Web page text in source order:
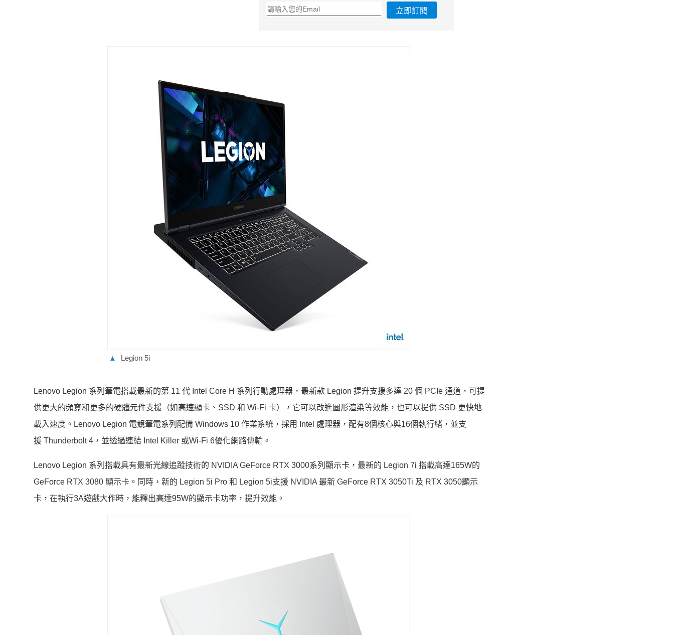
立即訂閱
▲ Legion 5i
Lenovo Legion 系列筆電搭載最新的第 11 代 Intel Core H 系列行動處理器，最新款 Legion 提升支援多達 20 個 PCIe 通道，可提
供更大的頻寬和更多的硬體元件支援（如高速顯卡、SSD 和 Wi-Fi 卡），它可以改進圖形渲染等效能，也可以提供 SSD 更快地
載入速度。Lenovo Legion 電競筆電系列配備 Windows 10 作業系統，採用 Intel 處理器，配有8個核心與16個執行緒，並支
援 Thunderbolt 4，並透過連結 Intel Killer 或Wi-Fi 6優化網路傳輸。
Lenovo Legion 系列搭載具有最新光線追蹤技術的 NVIDIA GeForce RTX 3000系列顯示卡，最新的 Legion 7i 搭載高達165W的
GeForce RTX 3080 顯示卡。同時，新的 Legion 5i Pro 和 Legion 5i支援 NVIDIA 最新 GeForce RTX 3050Ti 及 RTX 3050顯示
卡，在執行3A遊戲大作時，能釋出高達95W的顯示卡功率，提升效能。